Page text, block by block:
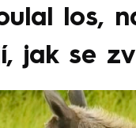
los,
jak se